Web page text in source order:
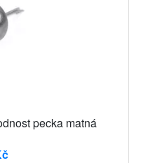
pecka matná